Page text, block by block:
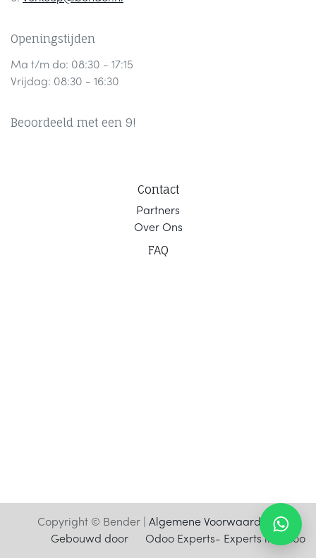
Openingstijden
Ma t/m do: 08:30 - 17:15
Vrijdag: 08:30 - 16:30
Beoordeeld met een 9!
Contact
Partners
Over Ons
FAQ
Copyright © Bender | Algemene Voorwaarden
Gebouwd door
Odoo Experts- Experts in Odoo